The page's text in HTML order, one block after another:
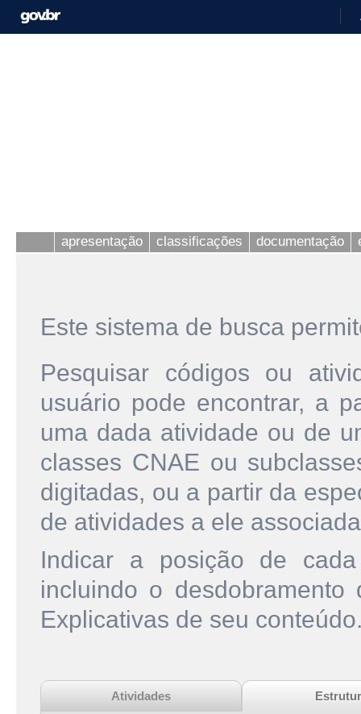
apresentação classificações documentação
Este sistema de busca
Pesquisar códigos ou
usuário pode encontrar, a
uma dada atividade ou de
classes CNAE ou
digitadas, ou a partir da
de atividades a ele
Indicar a posição de
incluindo o
Explicativas de seu
Atividades